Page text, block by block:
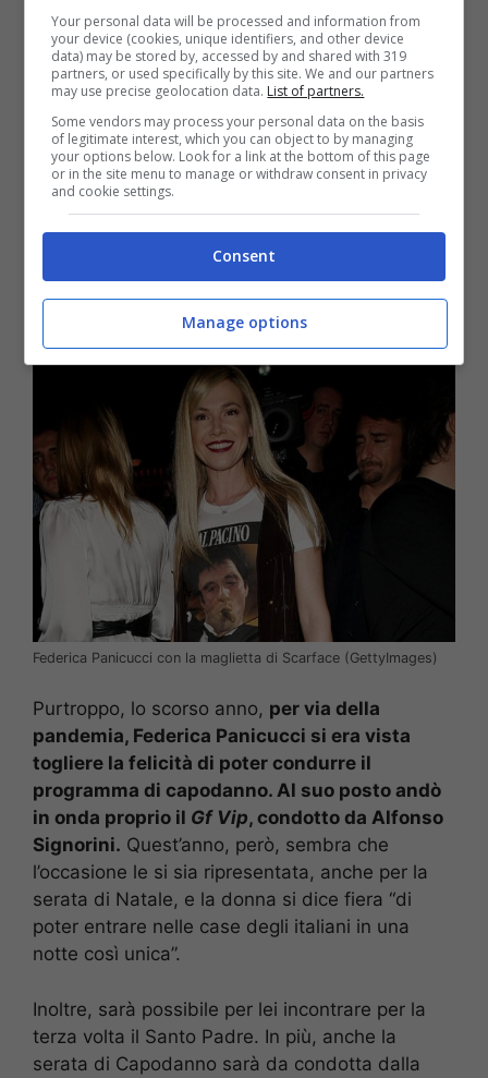
APPROFONDISCI ANCHE:
Gf Vip, Alfonso
Signorini, sprezzante contro una vippona: A
noi non frega nulla
Federica Panicucci al
posto di Alfonso
Signorini nella serata
dedicata al Santo
Natale
Federica Panicucci con la maglietta di Scarface (GettyImages)
Purtroppo, lo scorso anno, per via della
pandemia, Federica Panicucci si era vista
togliere la felicità di poter condurre il
programma di capodanno. Al suo posto andò
in onda proprio il Gf Vip, condotto da Alfonso
Signorini. Quest’anno, però, sembra che
l’occasione le si sia ripresentata, anche per la
serata di Natale, e la donna si dice fiera “di
poter entrare nelle case degli italiani in una
notte così unica”.
Inoltre, sarà possibile per lei incontrare per la
terza volta il Santo Padre. In più, anche la
serata di Capodanno sarà da condotta dalla
Your personal data will be processed and information from
your device (cookies, unique identifiers, and other device
data) may be stored by, accessed by and shared with 319
partners, or used specifically by this site. We and our partners
may use precise geolocation data. List of partners.
Some vendors may process your personal data on the basis
of legitimate interest, which you can object to by managing
your options below. Look for a link at the bottom of this page
or in the site menu to manage or withdraw consent in privacy
and cookie settings.
Consent
Manage options